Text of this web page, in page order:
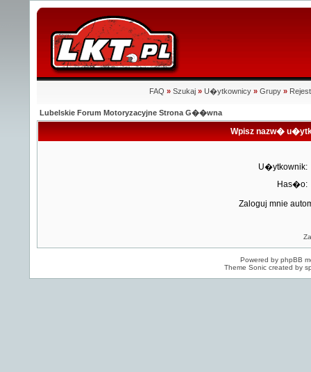
FAQ » Szukaj » U�ytkownicy » Grupy »
Lubelskie Forum Motoryzacyjne Strona G��wna
Wpisz nazw�
U�ytkownik:
Has�o:
Zaloguj mnie
Powered by phpBB
Theme Sonic created by